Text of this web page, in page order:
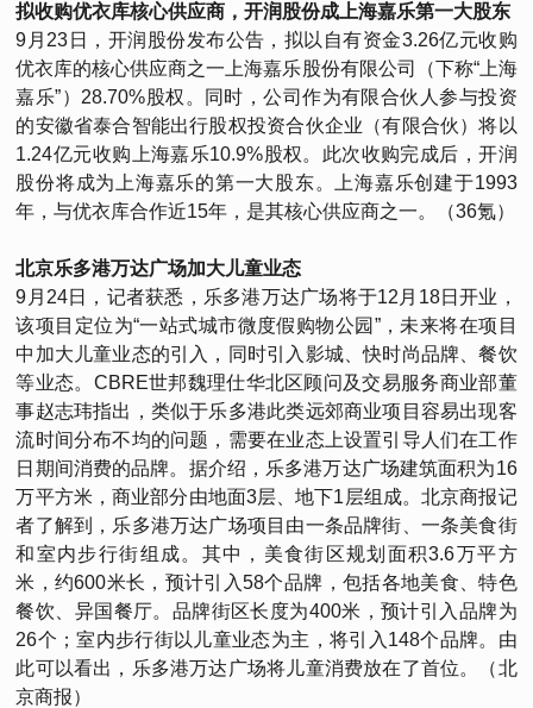
拟收购优衣库核心供应商，开润股份成上海嘉乐第一大股东
9月23日，开润股份发布公告，拟以自有资金3.26亿元收购
优衣库的核心供应商之一上海嘉乐股份有限公司（下称“上海
嘉乐”）28.70%股权。同时，公司作为有限合伙人参与投资
的安徽省泰合智能出行股权投资合伙企业（有限合伙）将以
1.24亿元收购上海嘉乐10.9%股权。此次收购完成后，开润
股份将成为上海嘉乐的第一大股东。上海嘉乐创建于1993
年，与优衣库合作近15年，是其核心供应商之一。（36氪）
北京乐多港万达广场加大儿童业态
9月24日，记者获悉，乐多港万达广场将于12月18日开业，
该项目定位为“一站式城市微度假购物公园”，未来将在项目
中加大儿童业态的引入，同时引入影城、快时尚品牌、餐饮
等业态。CBRE世邦魏理仕华北区顾问及交易服务商业部董
事赵志玮指出，类似于乐多港此类远郊商业项目容易出现客
流时间分布不均的问题，需要在业态上设置引导人们在工作
日期间消费的品牌。据介绍，乐多港万达广场建筑面积为16
万平方米，商业部分由地面3层、地下1层组成。北京商报记
者了解到，乐多港万达广场项目由一条品牌街、一条美食街
和室内步行街组成。其中，美食街区规划面积3.6万平方
米，约600米长，预计引入58个品牌，包括各地美食、特色
餐饮、异国餐厅。品牌街区长度为400米，预计引入品牌为
26个；室内步行街以儿童业态为主，将引入148个品牌。由
此可以看出，乐多港万达广场将儿童消费放在了首位。（北
京商报）